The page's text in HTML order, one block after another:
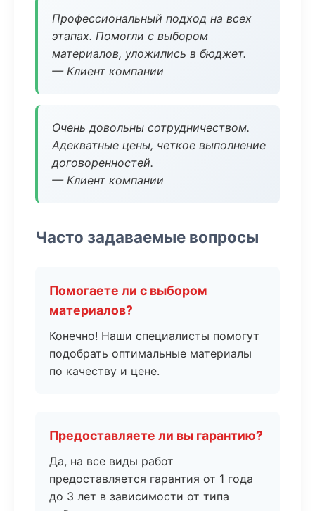
Профессиональный подход на всех
этапах. Помогли с выбором
материалов, уложились в бюджет.
— Клиент компании
Очень довольны сотрудничеством.
Адекватные цены, четкое выполнение
договоренностей.
— Клиент компании
Часто задаваемые вопросы
Помогаете ли с выбором
материалов?
Конечно! Наши специалисты помогут
подобрать оптимальные материалы
по качеству и цене.
Предоставляете ли вы гарантию?
Да, на все виды работ
предоставляется гарантия от 1 года
до 3 лет в зависимости от типа